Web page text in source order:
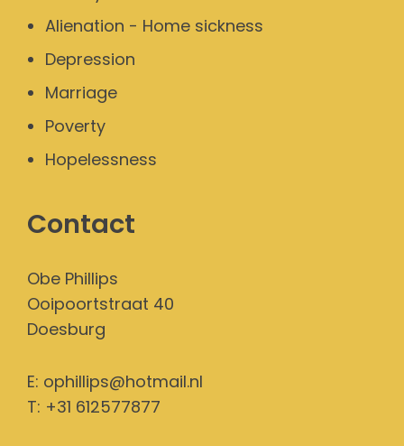
Alienation - Home sickness
Depression
Marriage
Poverty
Hopelessness
Contact
Obe Phillips
Ooipoortstraat 40
Doesburg
E: ophillips@hotmail.nl
T: +31 612577877